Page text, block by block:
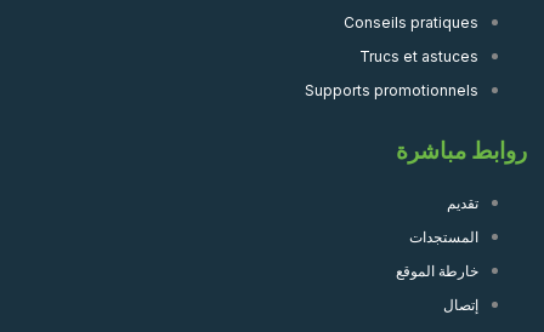
Conseils pratiques
Trucs et astuces
Supports promotionnels
روابط مباشرة
تقديم
المستجدات
خارطة الموقع
إتصال